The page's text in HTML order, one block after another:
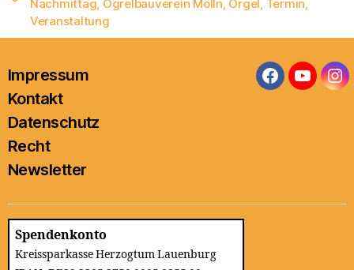
Nachmittag, Ogrelbauverein Mölln, Orgel, Termin,
Veranstaltung
Impressum
Kontakt
Datenschutz
Recht
Newsletter
Facebook
Spendenkonto
Kreissparkasse Herzogtum Lauenburg